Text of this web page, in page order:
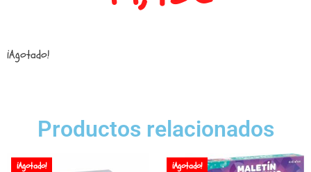
¡Agotado!
Productos relacionados
¡Agotado! ¡Agotado!